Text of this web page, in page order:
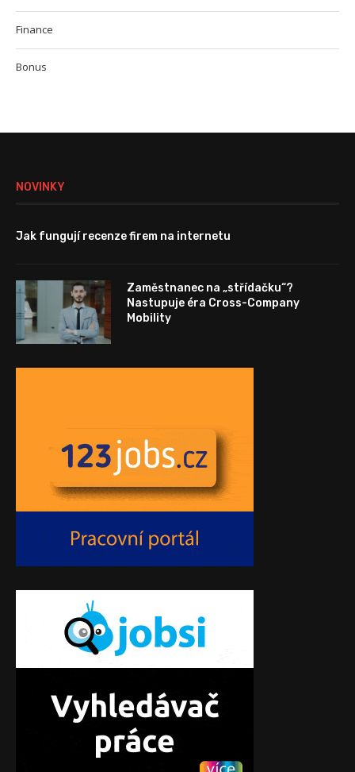
Finance
Bonus
NOVINKY
Jak fungují recenze firem na internetu
Zaměstnanec na „střídačku“?
Nastupuje éra Cross-Company
Mobility